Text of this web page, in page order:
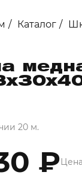
Каталог
20 м.
₽